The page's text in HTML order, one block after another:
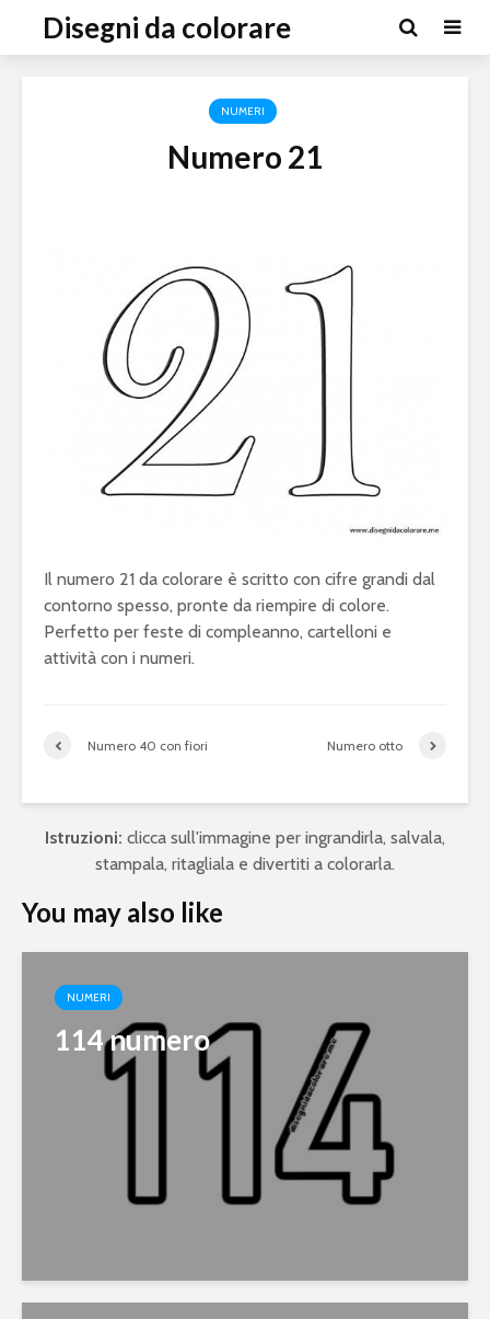
Disegni da colorare
NUMERI
Numero 21
Il numero 21 da colorare è scritto con cifre grandi dal
contorno spesso, pronte da riempire di colore.
Perfetto per feste di compleanno, cartelloni e
attività con i numeri.
Numero 40 con fiori Numero otto
Istruzioni: clicca sull'immagine per ingrandirla, salvala,
stampala, ritagliala e divertiti a colorarla.
You may also like
NUMERI
114 numero